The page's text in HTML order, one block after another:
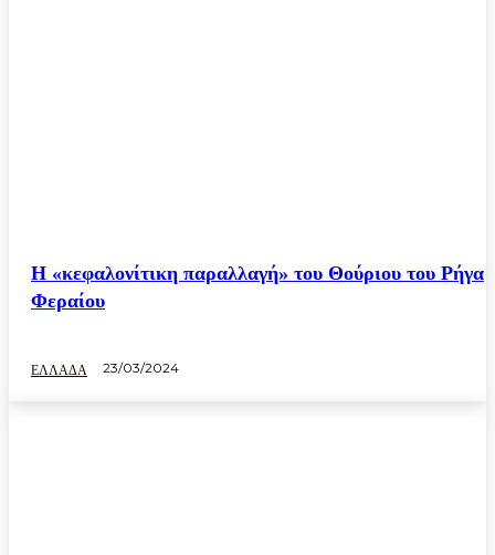
Η «κεφαλονίτικη παραλλαγή» του Θούριου του Ρήγα
Φεραίου
ΕΛΛΑΔΑ 23/03/2024